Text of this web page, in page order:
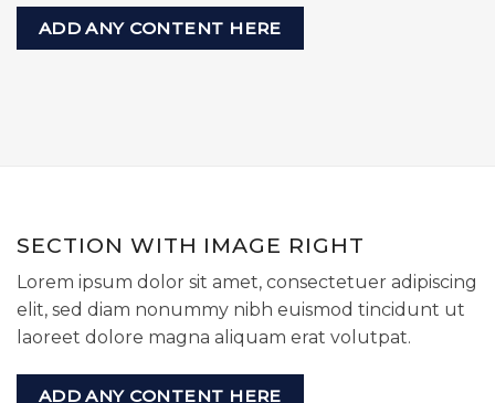
ADD ANY CONTENT HERE
SECTION WITH IMAGE RIGHT
Lorem ipsum dolor sit amet, consectetuer adipiscing
elit, sed diam nonummy nibh euismod tincidunt ut
laoreet dolore magna aliquam erat volutpat.
ADD ANY CONTENT HERE